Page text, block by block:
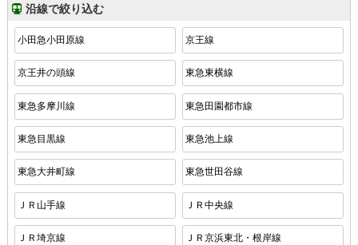
沿線で絞り込む
小田急小田原線 京王線
京王井の頭線 東急東横線
東急多摩川線 東急田園都市線
東急目黒線 東急池上線
東急大井町線 東急世田谷線
ＪＲ山手線 ＪＲ中央線
ＪＲ埼京線 ＪＲ京浜東北・根岸線